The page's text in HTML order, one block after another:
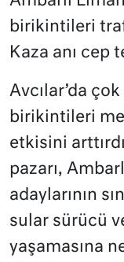
birikintileri
Kaza anı cep
Avcılar’da
birikintileri
etkisini
pazarı,
adaylarının
sular sürücü
yaşamasına